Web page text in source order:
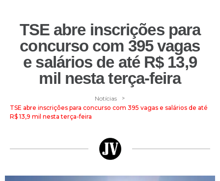
TSE abre inscrições para
concurso com 395 vagas
e salários de até R$ 13,9
mil nesta terça-feira
Notícias >
TSE abre inscrições para concurso com 395 vagas e salários de até
R$ 13,9 mil nesta terça-feira